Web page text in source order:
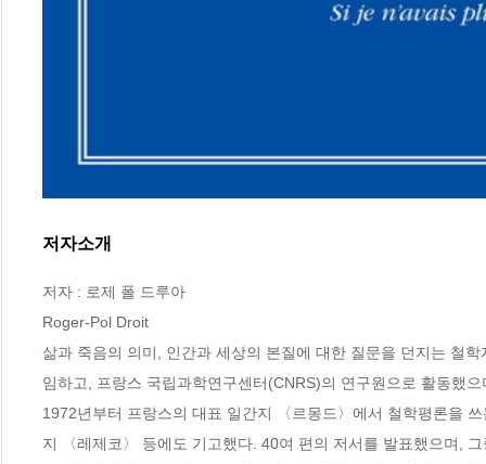
저자소개
저자 : 로제 폴 드루아
Roger-Pol Droit
삶과 죽음의 의미, 인간과 세상의 본질에 대한 질문을 던지는 철
임하고, 프랑스 국립과학연구센터(CNRS)의 연구원으로 활동했
1972년부터 프랑스의 대표 일간지 〈르몽드〉에서 철학평론을
지 〈레제코〉 등에도 기고했다. 40여 편의 저서를 발표했으며,